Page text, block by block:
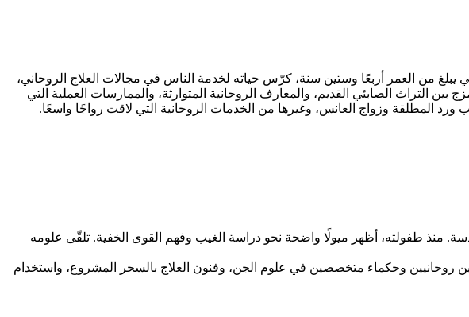
يبلغ من العمر أربعًا وستين سنة، كرّس حياته لخدمة الناس في مجالات العلاج الروحاني،
التراث الصابئي القديم، والمعارف الروحانية المتوارثة، والممارسات العملية التي
المطلقة وزواج العانس، وغيرها من الخدمات الروحانية التي لاقت رواجًا واسعًا.
منذ طفولته، أظهر ميولًا واضحة نحو دراسة الغيب وفهم القوى الخفية. تلقّى علومه
روحانيين وحكماء متخصصين في علوم الجن، وفنون العلاج بالسحر المشروع، واستخدام